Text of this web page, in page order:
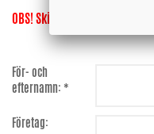
OBS! Skicka inget till oss
För- och
efternamn: *
Företag: